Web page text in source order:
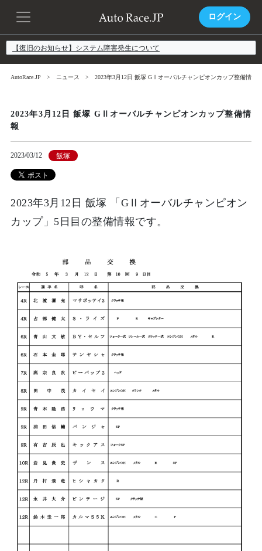
ログイン
【復旧のお知らせ】システム障害発生について
AutoRace.JP ニュース 2023年3月12日 飯塚 GⅡオーバルチャンピオンカップ整備情報
2023年3月12日 飯塚 GⅡオーバルチャンピオンカップ整備情
報
2023/03/12 飯塚
2023年3月12日 飯塚 「GⅡオーバルチャンピオン
カップ」5日目の整備情報です。